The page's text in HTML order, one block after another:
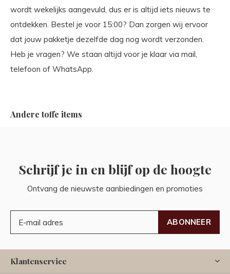
wordt wekelijks aangevuld, dus er is altijd iets nieuws te
ontdekken. Bestel je voor 15:00? Dan zorgen wij ervoor
dat jouw pakketje dezelfde dag nog wordt verzonden.
Heb je vragen? We staan altijd voor je klaar via mail,
telefoon of WhatsApp.
Andere toffe items
Schrijf je in en blijf op de hoogte
Ontvang de nieuwste aanbiedingen en promoties
ABONNEER
Klantenservice